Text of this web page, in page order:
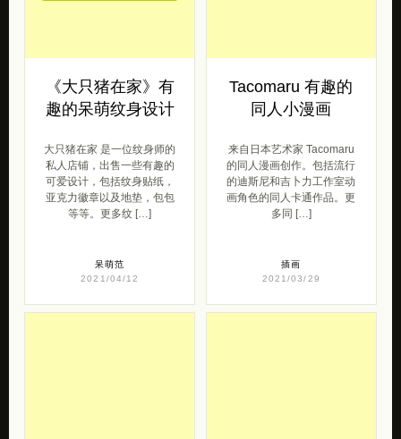
《大只猪在家》有
趣的呆萌纹身设计
大只猪在家 是一位纹身师的
私人店铺，出售一些有趣的
可爱设计，包括纹身贴纸，
亚克力徽章以及地垫，包包
等等。更多纹 […]
呆萌范
2021/04/12
Tacomaru 有趣的
同人小漫画
来自日本艺术家 Tacomaru
的同人漫画创作。包括流行
的迪斯尼和吉卜力工作室动
画角色的同人卡通作品。更
多同 […]
插画
2021/03/29